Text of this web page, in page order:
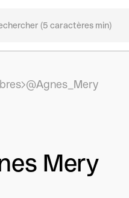
@Agnes_Mery
Mery